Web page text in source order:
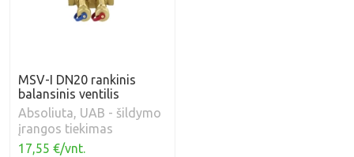
MSV-I DN20 rankinis
balansinis ventilis
Absoliuta, UAB - šildymo
įrangos tiekimas
17,55 €/vnt.